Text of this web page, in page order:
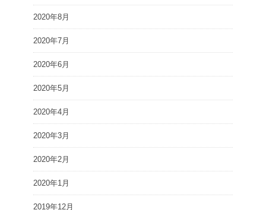
2020年8月
2020年7月
2020年6月
2020年5月
2020年4月
2020年3月
2020年2月
2020年1月
2019年12月